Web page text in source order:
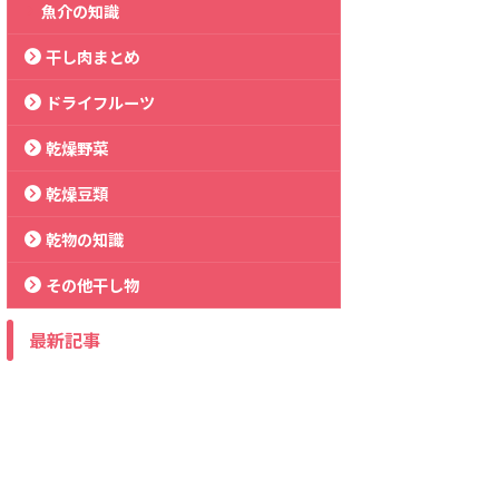
魚介の知識
干し肉まとめ
ドライフルーツ
乾燥野菜
乾燥豆類
乾物の知識
その他干し物
最新記事